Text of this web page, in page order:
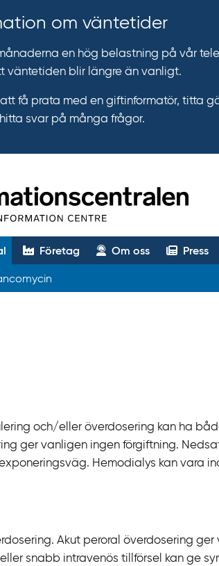
om väntetider
en hög belastning på vår
väntetiden blir längre än vanligt.
få prata med en giftinformatör, titta
svar på många frågor.
Företag Om oss Press
och/eller överdosering kan ha
ger vanligen ingen förgiftning.
Hemodialys kan vara
Akut peroral överdosering
snabb intravenös tillförsel kan ge